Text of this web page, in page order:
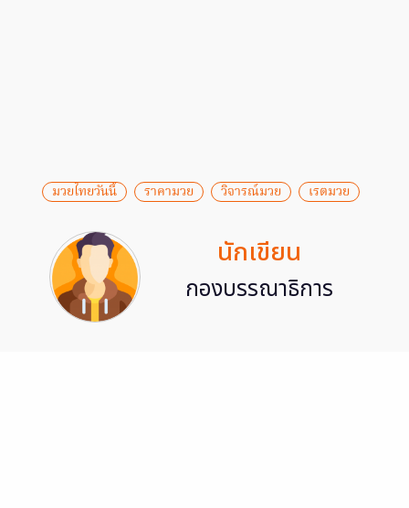
มวยไทยวันนี้ ราคามวย วิจารณ์มวย เรตมวย
นักเขียน
กองบรรณาธิการ